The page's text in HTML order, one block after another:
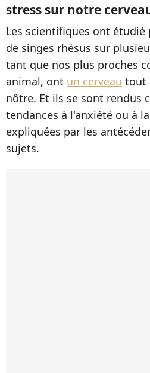
stress sur notre
Les scientifiques ont étudié
de singes rhésus sur
tant que nos plus proches
animal, ont un cerveau tout
nôtre. Et ils se sont rendus
tendances à l'anxiété ou à
expliquées par les
sujets.